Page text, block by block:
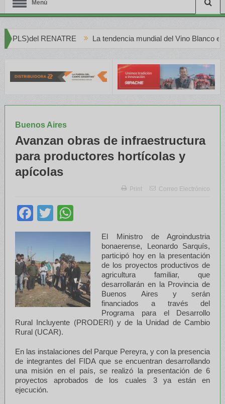
Menú
La tendencia mundial del Vino Blanco en Creciente Preferencia
Buenos Aires
Avanzan obras de infraestructura
para productores hortícolas y
apícolas
Print Correo Electrónico
Facebook
Twitter
El Ministro de Agroindustria
bonaerense, Leonardo Sarquís,
participó hoy en la presentación
de los proyectos productivos de
agricultura familiar, que
desarrollarán en la Provincia de
Buenos Aires y serán
financiados a través del
Programa para el Desarrollo
Rural Incluyente (PRODERI) y de la Unidad de Cambio
Rural (UCAR).
En las instalaciones del Parque Pereyra, y con la presencia
de integrantes del FIDA que se encuentran desarrollando
una misión en el país, se realizó la presentación de 6
proyectos aprobados de los cuales 3 ya están en
ejecución.